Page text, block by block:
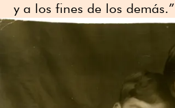
y a los fines de los demás.”